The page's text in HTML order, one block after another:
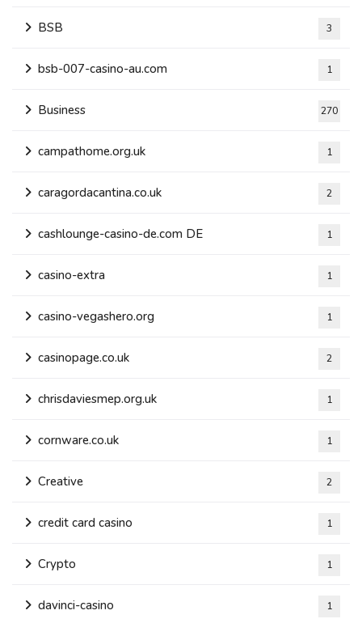
BSB 3
bsb-007-casino-au.com 1
Business 270
campathome.org.uk 1
caragordacantina.co.uk 2
cashlounge-casino-de.com DE 1
casino-extra 1
casino-vegashero.org 1
casinopage.co.uk 2
chrisdaviesmep.org.uk 1
cornware.co.uk 1
Creative 2
credit card casino 1
Crypto 1
davinci-casino 1